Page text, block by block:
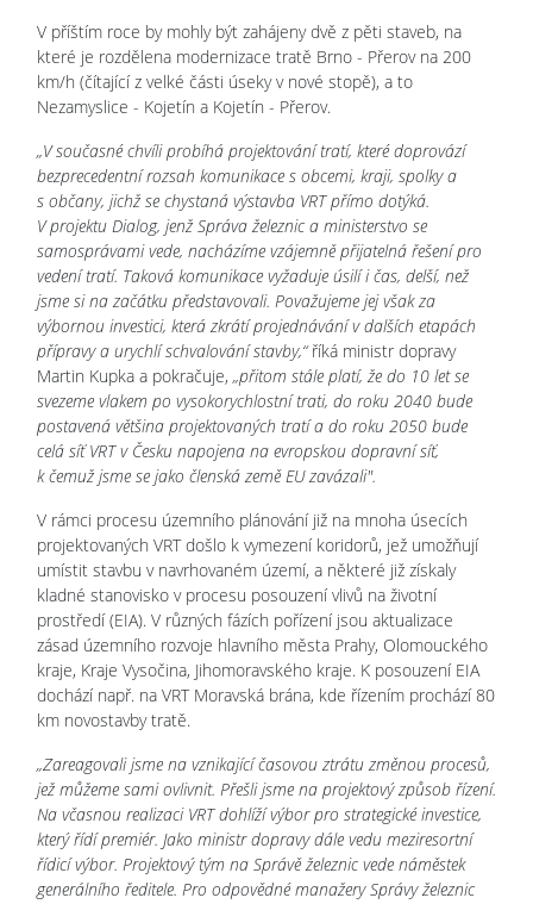
V příštím roce by mohly být zahájeny dvě z pěti staveb, na
které je rozdělena modernizace tratě Brno - Přerov na 200
km/h (čítající z velké části úseky v nové stopě), a to
Nezamyslice - Kojetín a Kojetín - Přerov.
„V současné chvíli probíhá projektování tratí, které doprovází
bezprecedentní rozsah komunikace s obcemi, kraji, spolky a
s občany, jichž se chystaná výstavba VRT přímo dotýká.
V projektu Dialog, jenž Správa železnic a ministerstvo se
samosprávami vede, nacházíme vzájemně přijatelná řešení pro
vedení tratí. Taková komunikace vyžaduje úsilí i čas, delší, než
jsme si na začátku představovali. Považujeme jej však za
výbornou investici, která zkrátí projednávání v dalších etapách
přípravy a urychlí schvalování stavby,“říká ministr dopravy
Martin Kupka a pokračuje, „přitom stále platí, že do 10 let se
svezeme vlakem po vysokorychlostní trati, do roku 2040 bude
postavená většina projektovaných tratí a do roku 2050 bude
celá síť VRT v Česku napojena na evropskou dopravní síť,
k čemuž jsme se jako členská země EU zavázali".
V rámci procesu územního plánování již na mnoha úsecích
projektovaných VRT došlo k vymezení koridorů, jež umožňují
umístit stavbu v navrhovaném území, a některé již získaly
kladné stanovisko v procesu posouzení vlivů na životní
prostředí (EIA). V různých fázích pořízení jsou aktualizace
zásad územního rozvoje hlavního města Prahy, Olomouckého
kraje, Kraje Vysočina, Jihomoravského kraje. K posouzení EIA
dochází např. na VRT Moravská brána, kde řízením prochází 80
km novostavby tratě.
„Zareagovali jsme na vznikající časovou ztrátu změnou procesů,
jež můžeme sami ovlivnit. Přešli jsme na projektový způsob řízení.
Na včasnou realizaci VRT dohlíží výbor pro strategické investice,
který řídí premiér. Jako ministr dopravy dále vedu meziresortní
řídicí výbor. Projektový tým na Správě železnic vede náměstek
generálního ředitele. Pro odpovědné manažery Správy železnic